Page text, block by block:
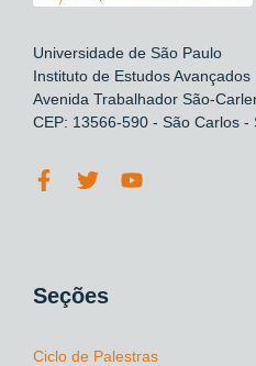
Universidade de São Paulo
Instituto de Estudos Avançados
Avenida Trabalhador São-
CEP: 13566-590 - São Carlos -
Seções
Ciclo de Palestras